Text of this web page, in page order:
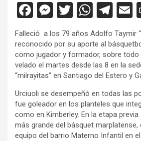
F
a
ce
b
o
o
k
M
es
se
n
g
er
T
wi
tt
er
W
h
at
s
A
p
p
T
el
e
gr
a
m
Falleció a los 79 años Adolfo Taymir
reconocido por su aporte al
como jugador y formador, sobre todo
velado el martes desde las 8 en la
“milrayitas” en Santiago del Estero y
Urciuoli se desempeñó en todas las
fue goleador en los planteles que
como en Kimberley. En la etapa
más grande del básquet
equipo del barrio Materno Infantil en